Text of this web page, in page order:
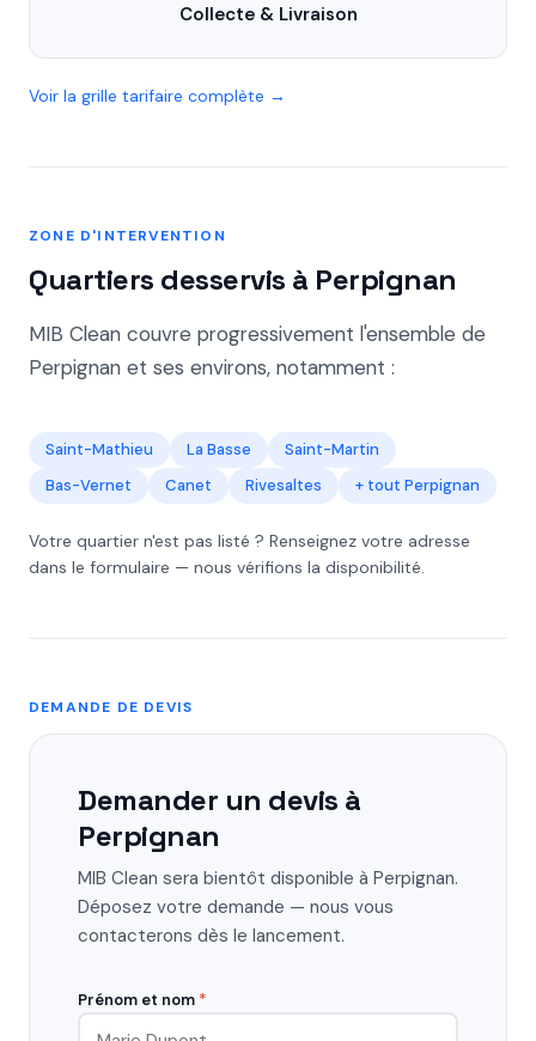
Collecte & Livraison
Voir la grille tarifaire complète →
ZONE D'INTERVENTION
Quartiers desservis à Perpignan
MIB Clean couvre progressivement l'ensemble de
Perpignan et ses environs, notamment :
Saint-Mathieu La Basse
Saint-Martin
Bas-Vernet
Canet Rivesaltes + tout Perpignan
Votre quartier n'est pas listé ? Renseignez votre adresse
dans le formulaire — nous vérifions la disponibilité.
DEMANDE DE DEVIS
Demander un devis à
Perpignan
MIB Clean sera bientôt disponible à Perpignan.
Déposez votre demande — nous vous
contacterons dès le lancement.
Prénom et nom *